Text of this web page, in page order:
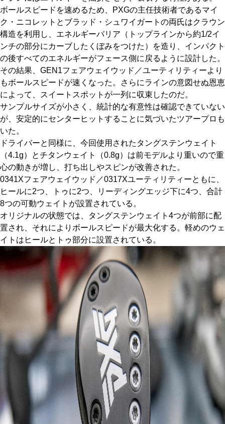
ボールスピードを速めるため、PXGの主任技術者であるマイ
ク・ニコレットとブラッド・シュワイガートの両氏はクラウン
構造を利用し、エネルギーバリア（トップラインから約1/2イ
ンチの部分にカーブしたくぼみをつけた）を造り、インパクト
の後すべてのエネルギーがフェース側に戻るように設計した。
その結果、GEN1フェアウェイウッド／ユーティリティーより
もボールスピードが速くなった。さらにラインの意図せぬ恩恵
によって、スイートスポットが一列に収束したのだ。
サンプルサイズが小さく、統計的な有意性は確認できていない
が、安定的にセンターヒットすることに気づいたツアープロも
いた。
ドライバーと同様に、今回使用されたタングステンウェイト
（4.1g）とチタンウェイト（0.8g）は前モデルより重いので重
心の動きが増し、打ち出しやスピンが改善された。
0341Xフェアウェイウッド／0317Xユーティリティーともに、
ヒールに2つ、トゥに2つ、リーディングエッジ下に4つ、合計
8つの可動ウェイトが設置されている。
オリジナルの状態では、タングステンウェイト4つが前部に配
置され、それによりボールスピードが最大化する。軽めのウェ
イトはヒールとトゥ部分に設置されている。